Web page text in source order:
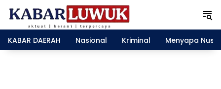
KABAR DAERAH Nasional Kriminal Menyapa